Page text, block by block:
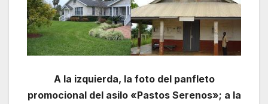
A la izquierda, la foto del panfleto
promocional del asilo «Pastos Serenos»; a la